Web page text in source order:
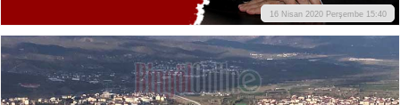
16 Nisan 2020 Perşembe 15:40